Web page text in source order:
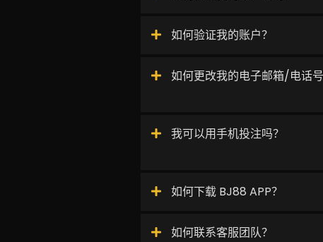
如何验证我的账户？
如何更改我的电子邮箱/电话号
我可以用手机投注吗？
如何下载 BJ88 APP？
如何联系客服团队？